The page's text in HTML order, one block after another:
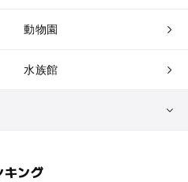
動物園
水族館
キング